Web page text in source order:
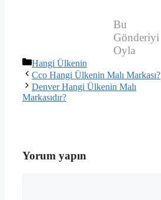
Bu
Gönderiyi
Oyla
Kategoriler
Hangi Ülkenin
Cco Hangi Ülkenin Malı Markası?
Denver Hangi Ülkenin Malı
Markasıdır?
Yorum yapın